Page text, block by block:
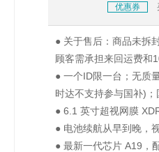
优惠券
● 关于售后：商品未拆
顾客需承担来回运费和
● 一个ID限一台；无质
时达不支持参与国补)
● 6.1 英寸超视网膜
● 电池续航从早到晚，
● 最新一代芯片 A19，